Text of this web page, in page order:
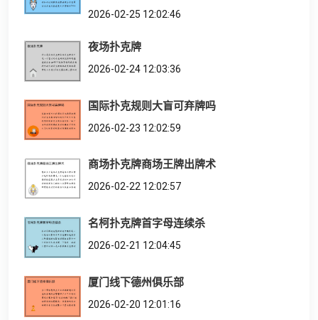
2026-02-25 12:02:46
夜场扑克牌
2026-02-24 12:03:36
国际扑克规则大盲可弃牌吗
2026-02-23 12:02:59
商场扑克牌商场王牌出牌术
2026-02-22 12:02:57
名柯扑克牌首字母连续杀
2026-02-21 12:04:45
厦门线下德州俱乐部
2026-02-20 12:01:16